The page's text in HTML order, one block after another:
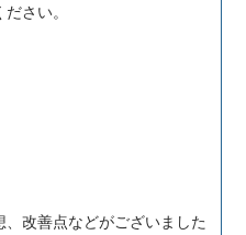
さい。
改善点などがございました